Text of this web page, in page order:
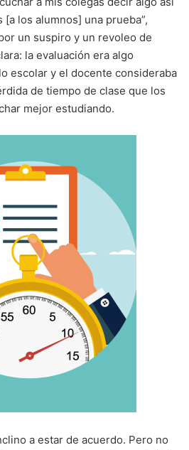
los alumnos] una prueba”,
un suspiro y un revoleo de
la evaluación era algo
escolar y el docente consideraba
de tiempo de clase que los
mejor estudiando.
a estar de acuerdo. Pero no